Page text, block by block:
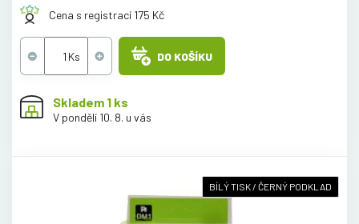
Cena s registrací 175 Kč
DO KOŠÍKU
Skladem 1 ks
V pondělí 10. 8. u vás
BÍLÝ TISK / ČERNÝ PODKLAD